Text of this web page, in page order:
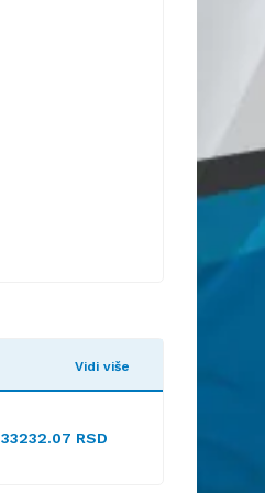
Vidi više
33232.07 RSD